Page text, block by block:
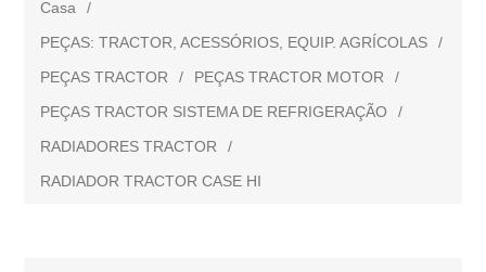
Casa
/
PEÇAS: TRACTOR, ACESSÓRIOS, EQUIP. AGRÍCOLAS
/
PEÇAS TRACTOR
/ PEÇAS TRACTOR MOTOR
/
PEÇAS TRACTOR SISTEMA DE REFRIGERAÇÃO
/
RADIADORES TRACTOR
/
RADIADOR TRACTOR CASE HI